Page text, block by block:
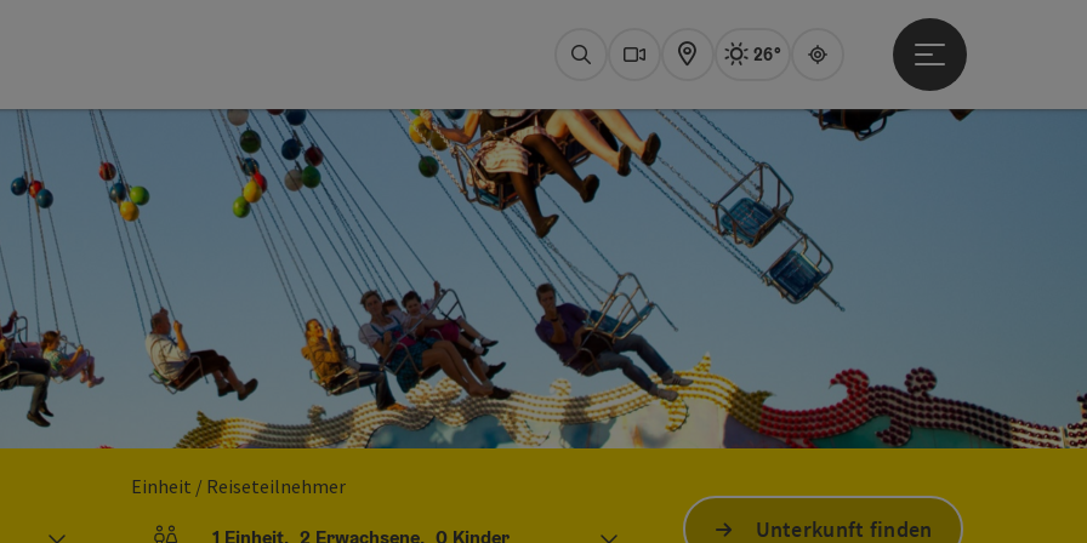
SuchenWebcams
Karte Aktuelles WetterAttersee, sonnig
26°
Guide
Hauptmenü öffnen
Einheit / Reiseteilnehmer
1 Einheit, 2 Erwachsene, 0 Kinder Unterkunft finden